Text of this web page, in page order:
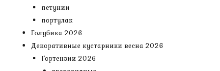
петунии
портулак
Голубика 2026
Декоративные кустарники весна 2026
Гортензии 2026